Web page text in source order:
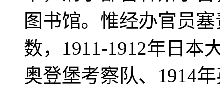
图书馆。惟经办官员
数，1911-1912年日本
奥登堡考察队、1914